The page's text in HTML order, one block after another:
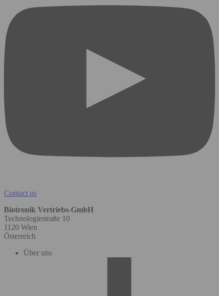
Contact us
Biotronik Vertriebs-GmbH
Technologiestraße 10
1120 Wien
Österreich
Über uns